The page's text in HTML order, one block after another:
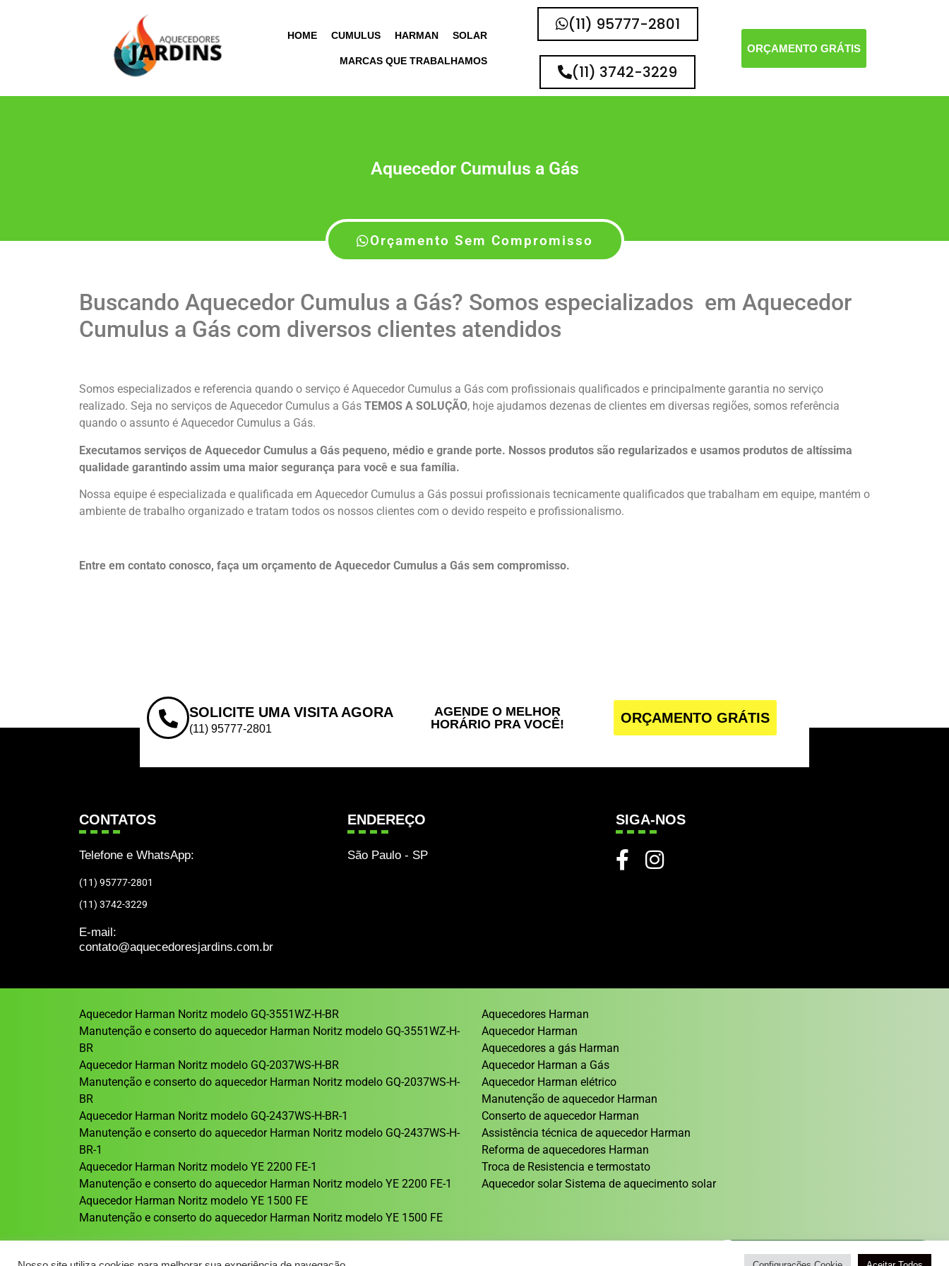
HOME CUMULUS HARMAN SOLAR
MARCAS QUE TRABALHAMOS
(11) 95777-2801
(11) 3742-3229
ORÇAMENTO GRÁTIS
Aquecedor Cumulus a Gás
Orçamento Sem Compromisso
Buscando Aquecedor Cumulus a Gás? Somos especializados em Aquecedor
Cumulus a Gás com diversos clientes atendidos
Somos especializados e referencia quando o serviço é Aquecedor Cumulus a Gás com profissionais qualificados e principalmente garantia no serviço
realizado. Seja no serviços de Aquecedor Cumulus a Gás TEMOS A SOLUÇÃO, hoje ajudamos dezenas de clientes em diversas regiões, somos referência
quando o assunto é Aquecedor Cumulus a Gás.
Executamos serviços de Aquecedor Cumulus a Gás pequeno, médio e grande porte. Nossos produtos são regularizados e usamos produtos de altíssima
qualidade garantindo assim uma maior segurança para você e sua família.
Nossa equipe é especializada e qualificada em Aquecedor Cumulus a Gás possui profissionais tecnicamente qualificados que trabalham em equipe, mantém o
ambiente de trabalho organizado e tratam todos os nossos clientes com o devido respeito e profissionalismo.
Entre em contato conosco, faça um orçamento de Aquecedor Cumulus a Gás sem compromisso.
SOLICITE UMA VISITA AGORA
(11) 95777-2801
AGENDE O MELHOR
HORÁRIO PRA VOCÊ!
ORÇAMENTO GRÁTIS
CONTATOS
Telefone e WhatsApp:
(11) 95777-2801
(11) 3742-3229
E-mail:
contato@aquecedoresjardins.com.br
ENDEREÇO
São Paulo - SP
SIGA-NOS
Aquecedor Harman Noritz modelo GQ-3551WZ-H-BR
Manutenção e conserto do aquecedor Harman Noritz modelo GQ-3551WZ-H-
BR
Aquecedor Harman Noritz modelo GQ-2037WS-H-BR
Manutenção e conserto do aquecedor Harman Noritz modelo GQ-2037WS-H-
BR
Aquecedor Harman Noritz modelo GQ-2437WS-H-BR-1
Manutenção e conserto do aquecedor Harman Noritz modelo GQ-2437WS-H-
BR-1
Aquecedor Harman Noritz modelo YE 2200 FE-1
Manutenção e conserto do aquecedor Harman Noritz modelo YE 2200 FE-1
Aquecedor Harman Noritz modelo YE 1500 FE
Manutenção e conserto do aquecedor Harman Noritz modelo YE 1500 FE
Aquecedores Harman
Aquecedor Harman
Aquecedores a gás Harman
Aquecedor Harman a Gás
Aquecedor Harman elétrico
Manutenção de aquecedor Harman
Conserto de aquecedor Harman
Assistência técnica de aquecedor Harman
Reforma de aquecedores Harman
Troca de Resistencia e termostato
Aquecedor solar Sistema de aquecimento solar
Atendimento / Orçamento Via WhatsApp